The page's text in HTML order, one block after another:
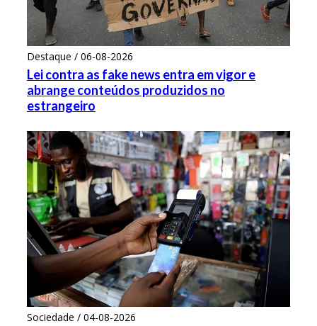
Destaque / 06-08-2026
Lei contra as fake news entra em vigor e
abrange conteúdos produzidos no
estrangeiro
Sociedade / 04-08-2026